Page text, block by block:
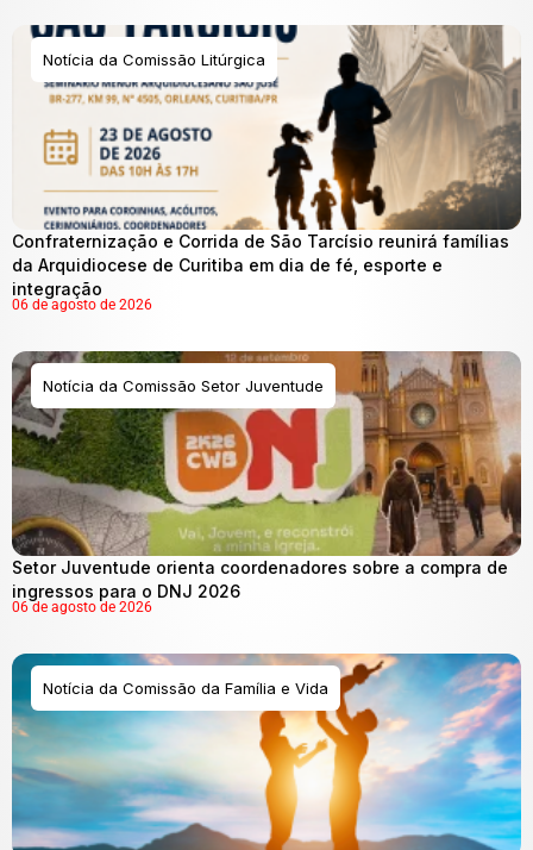
Notícia da Comissão Litúrgica
Confraternização e Corrida de São Tarcísio reunirá famílias
da Arquidiocese de Curitiba em dia de fé, esporte e
integração
06 de agosto de 2026
Notícia da Comissão Setor Juventude
Setor Juventude orienta coordenadores sobre a compra de
ingressos para o DNJ 2026
06 de agosto de 2026
Notícia da Comissão da Família e Vida